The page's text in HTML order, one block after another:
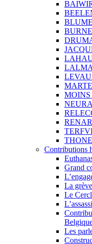
MOINS
Contributions
Grand
La
Le
Les